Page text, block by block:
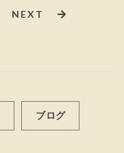
NEXT
ブログ